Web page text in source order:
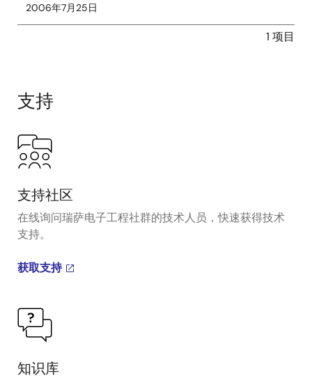
2006年7月25日
1 项目
支持
支持社区
在线询问瑞萨电子工程社群的技术人员，快速获得技术
支持。
获取支持
知识库